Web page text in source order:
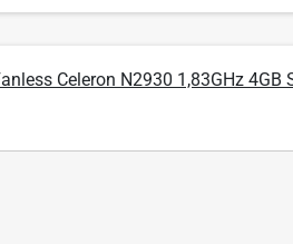
Celeron N2930 1,83GHz 4GB